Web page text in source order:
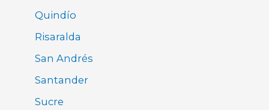
Quindío
Risaralda
San Andrés
Santander
Sucre